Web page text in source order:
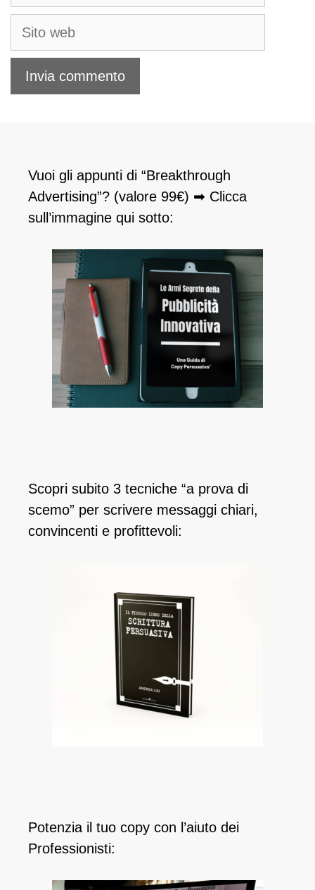
Sito
Vuoi gli appunti di “Breakthrough
Advertising”? (valore 99€) ➡ Clicca
sull’immagine qui sotto:
Scopri subito 3 tecniche “a prova di
scemo” per scrivere messaggi chiari,
convincenti e profittevoli:
Potenzia il tuo copy con l’aiuto dei
Professionisti: